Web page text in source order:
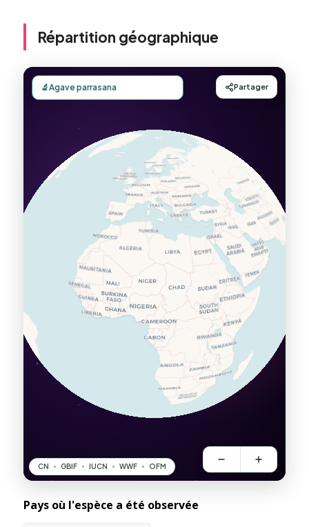
Répartition géographique
Pays où l'espèce a été observée